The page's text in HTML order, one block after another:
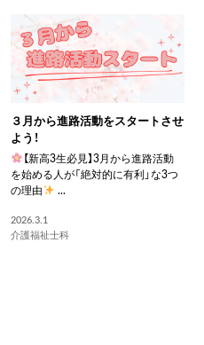
３月から進路活動をスタートさせ
よう！
【新高3生必見】3月から進路活動
を始める人が「絶対的に有利」な3つ
の理由
...
2026.3.1
介護福祉士科